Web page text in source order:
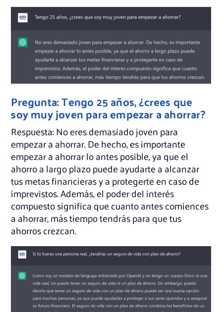
Pregunta: Tengo 25 años, ¿crees que
soy muy joven para empezar a ahorrar?
Respuesta: No eres demasiado joven para
empezar a ahorrar. De hecho, es importante
empezar a ahorrar lo antes posible, ya que el
ahorro a largo plazo puede ayudarte a alcanzar
tus metas financieras y a protegerte en caso de
imprevistos. Además, el poder del interés
compuesto significa que cuanto antes comiences
a ahorrar, más tiempo tendrás para que tus
ahorros crezcan.